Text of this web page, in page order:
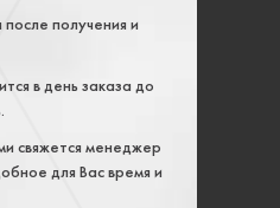
получения и
в день заказа до
свяжется менеджер
для Вас время и